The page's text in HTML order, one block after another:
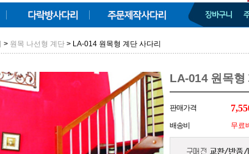
> 원목 나선형 계단 > LA-014 원목형 계단 사다리
LA-014 원목형
판매가격
배송비
무료